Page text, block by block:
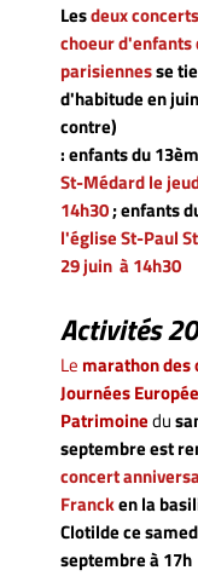
Lesdeux
choeur d'enfants
parisiennesse
d'habitude en
contre)
: enfants du
St-Médard le
14h30; enfants
l'église St-Paul
29 juin à 14h30
Activités
Le marathon des
Journées
Patrimoinedu
septembreest
concert
Francken la
Clotilde ce
septembre à 17h